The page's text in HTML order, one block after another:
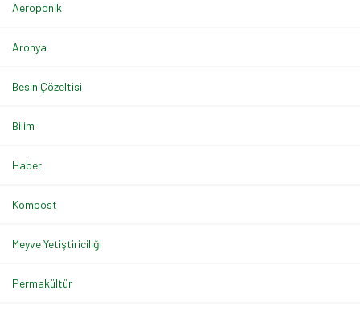
Aeroponik
Aronya
Besin Çözeltisi
Bilim
Haber
Kompost
Meyve Yetiştiriciliği
Permakültür